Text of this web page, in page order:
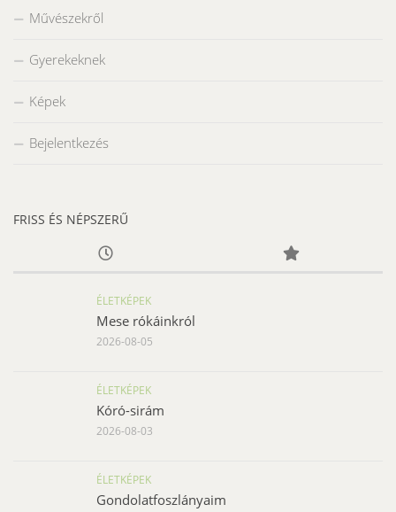
Művészekről
Gyerekeknek
Képek
Bejelentkezés
FRISS ÉS NÉPSZERŰ
ÉLETKÉPEK
Mese rókáinkról
2026-08-05
ÉLETKÉPEK
Kóró-sirám
2026-08-03
ÉLETKÉPEK
Gondolatfoszlányaim